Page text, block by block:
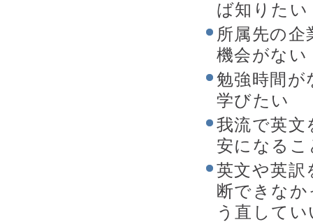
ば知りたい
所属先の企
機会がない
勉強時間が
学びたい
我流で英文
安になる
英文や英訳
断できな
う直して